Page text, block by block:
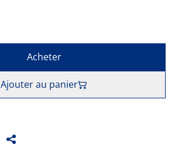
Acheter
Ajouter au panier